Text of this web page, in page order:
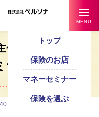
MENU
トップ
保険のお店
マネーセミナー
保険を選ぶ
ナー
40・50代だからできる自分のた